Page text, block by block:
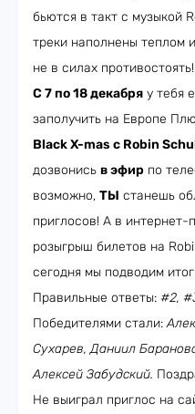
бьются в такт с музыкой
треки наполнены теплом
не в силах противостоять!
С 7 по 18 декабря у тебя
заполучить на Европе
Black X-mas с Robin
дозвонись в эфир по
возможно, ТЫ станешь
приглосов! А в
розыгрыш билетов на
сегодня мы подводим
Правильные ответы: #2,
Победителями стали:
Сухарев, Даниил
Алексей Забудский.
Не выиграл приглос на